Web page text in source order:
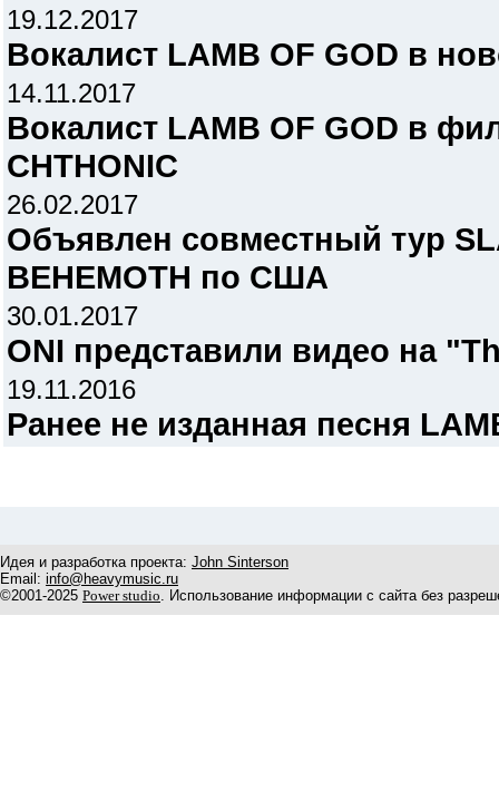
19.12.2017
Вокалист LAMB OF GOD в
14.11.2017
Вокалист LAMB OF GOD в
CHTHONIC
26.02.2017
Объявлен совместный тур
BEHEMOTH по США
30.01.2017
ONI представили видео на
19.11.2016
Ранее не изданная песня
Идея и разработка проекта: John Sinterson
Email: info@heavymusic.ru
©2001-2025 Power studio. Использование информации с сайта без